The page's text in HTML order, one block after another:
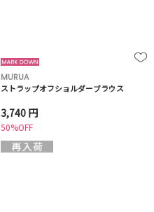
MURUA
ストラップオフショルダーブラウス
3,740 円
50%OFF